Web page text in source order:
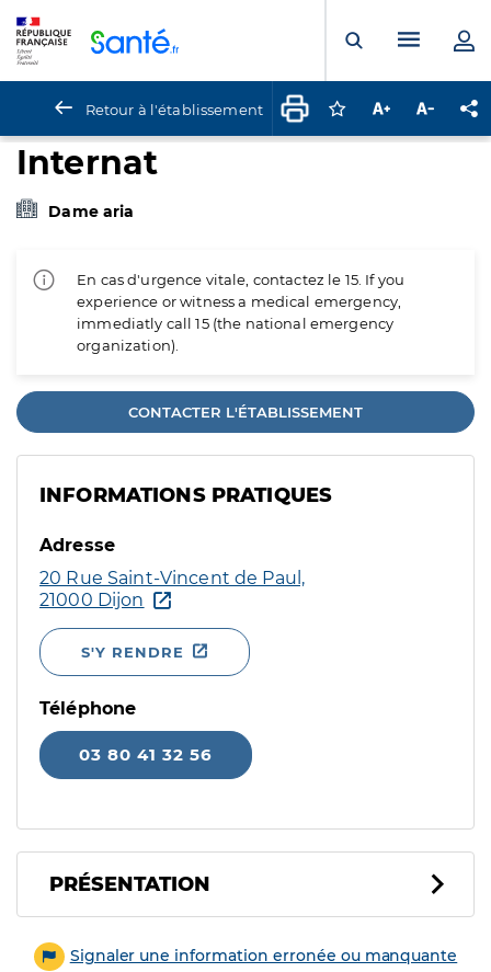
Ouvrir laMenu
Retour à l'établissement Connectez-vous
Augmenter la
Internat
Dame aria
En cas d'urgence vitale, contactez le 15. If you
experience or witness a medical emergency,
immediatly call 15 (the national emergency
organization).
CONTACTER L'ÉTABLISSEMENT
INFORMATIONS PRATIQUES
Adresse
20 Rue Saint-Vincent de Paul,
21000 Dijon
S'Y RENDRE
Téléphone
03 80 41 32 56
PRÉSENTATION
Signaler une information erronée ou manquante